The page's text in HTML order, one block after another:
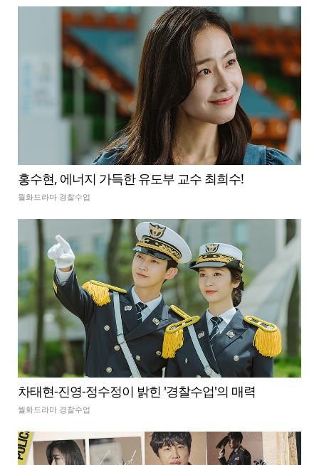
홍수현, 에너지 가득한 유도부 교수 최희수!
월화드라마 경찰수업
차태현-진영-정수정이 밝힌 '경찰수업'의 매력
월화드라마 경찰수업